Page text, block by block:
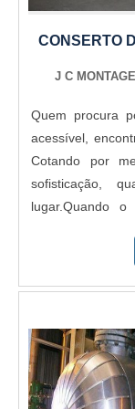
CONSERTO
J C
Quem procura
acessível,
Cotando por
sofisticação,
lugar.Quando
Frigorífica é
maneiras
excelência em
Frigorífica